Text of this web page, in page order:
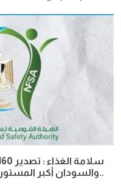
..والسودان أكبر